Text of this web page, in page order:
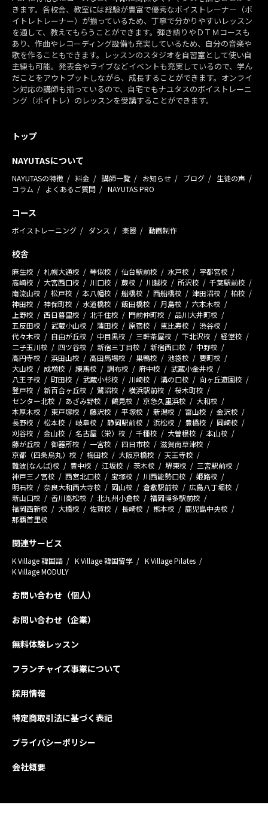
きます。各校舎、教室には経験が豊富で優秀なボイストレーナー（ボ
イトレトレーナー）が揃っているため、丁寧で分かりやすいレッスン
を通して、教えてもらうことができます。弾き語りやＤＴＭコースも
あり、作曲やレコーディング設備も充実しているため、自分の音楽や
歌を作ることもできます。レッスンのスタジオを自習室として使い自
主練も可能。発表会やライブなどイベントも充実しているので、学ん
だことをアウトプットしながら、成長することができます。オンライ
ン対応の講師も揃っているので、自宅でもナユタスのボイストレーニ
ング（ボイトレ）のレッスンを受講することができます。
トップ
NAYUTASについて
NAYUTASの特徴 料金 講師一覧 お知らせ ブログ
生徒の声
コラム
よくあるご質問 NAYUTAS PRO
コース
ボイストレーニング ダンス 楽器 動画制作
校舎
麻生校 札幌大通校 琴似校 仙台駅前校 水戸校
宇都宮校
高崎校
大宮西口校 川口校 蕨校 川越校 所沢校
千葉駅前校
南流山校
松戸校 本八幡校 船橋校 西船橋校 津田沼校
柏校
神田校
神保町校 水道橋校 飯田橋校 月島校
六本木校
上野校
西日暮里校 北千住校 門前仲町校
品川大井町校
五反田校
武蔵小山校 蒲田校 原宿校 恵比寿校
渋谷校
代々木校
自由が丘校 中目黒校 三軒茶屋校 下北沢校
経堂校
二子玉川校
四ツ谷校 新宿三丁目校 新宿西口校
中野校
高円寺校
浜田山校 高田馬場校 巣鴨校 池袋校
要町校
大山校
成増校 練馬校 調布校 府中校
武蔵小金井校
八王子校
町田校 武蔵小杉校 川崎校 溝の口校
向ヶ丘遊園校
登戸校
新百合ヶ丘校 鷺沼校 横浜駅前校
桜木町校
センター北校
あざみ野校 鶴見校 京急久里浜校
大和校
本厚木校
東戸塚校 藤沢校 平塚校 新潟校 富山校
金沢校
長野校
松本校 岐阜校 静岡駅前校 浜松校 豊橋校
岡崎校
刈谷校
金山校 名古屋（栄）校 千種校 大曽根校
本山校
藤が丘校
御器所校 一宮校 四日市校
滋賀南草津校
京都（四条烏丸）校
梅田校 大阪京橋校
天王寺校
難波(なんば)校
豊中校 江坂校 茨木校 堺東校
三宮駅前校
神戸三ノ宮校
西宮北口校 宝塚校 川西能勢口校
姫路校
明石校
奈良大和西大寺校 岡山校 倉敷駅前校
広島八丁堀校
新山口校
香川高松校 北九州小倉校
福岡博多駅前校
福岡西新校
大橋校 佐賀校 長崎校 熊本校
鹿児島中央校
那覇首里校
関連サービス
K Village 韓国語 K Village 韓国留学
K Village Pilates
K Village MODULY
お問い合わせ（個人）
お問い合わせ（企業）
無料体験レッスン
フランチャイズ事業について
採用情報
特定商取引法に基づく表記
プライバシーポリシー
会社概要